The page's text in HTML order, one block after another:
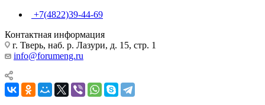
+7(4822)39-44-69
Контактная информация
г. Тверь, наб. р. Лазури, д. 15, стр. 1
info@forumeng.ru